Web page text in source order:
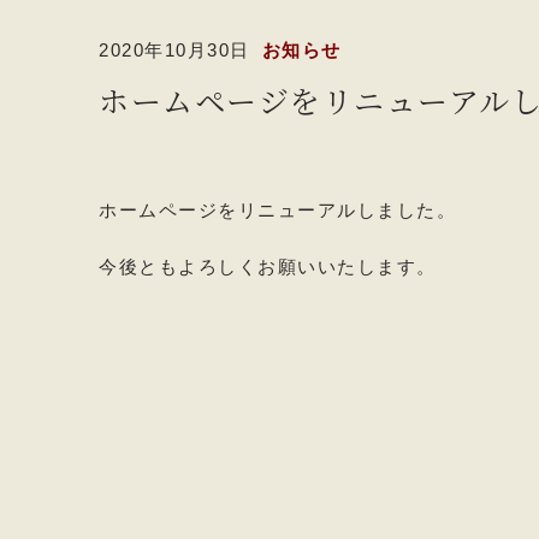
2020年10月30日 お知らせ
ホームページをリニューアル
ホームページをリニューアルしました。
今後ともよろしくお願いいたします。